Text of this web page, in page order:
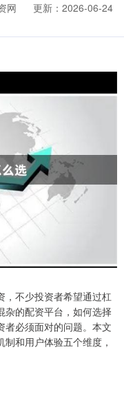
网
更新：2026-06-24
，不少投资者希望通过杠
杂的配资平台，如何选择
者必须面对的问题。本文
和用户体验五个维度，